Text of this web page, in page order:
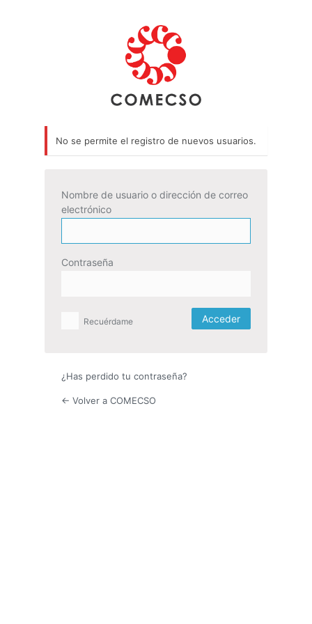
No se permite el registro de nuevos usuarios.
Nombre de usuario o dirección de correo
electrónico
Contraseña
Recuérdame
¿Has perdido tu contraseña?
← Volver a COMECSO